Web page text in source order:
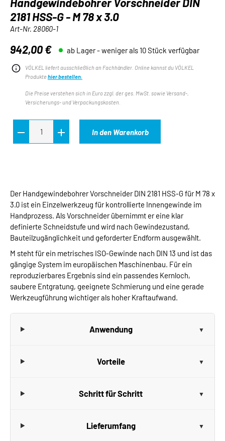
2181 HSS-G - M 78 x 3.0
Art-Nr. 28060-1
Regulärer Preis:
942,00 € ab Lager - weniger als 10 Stück verfügbar
VÖLKEL liefert ausschließlich an Fachhändler. Online kannst du VÖLKEL
Produkte hier bestellen.
Die Preise verstehen sich in Euro zzgl. der ges. MwSt. sowie Versand-,
Versicherungs- und Verpackungskosten.
In den Warenkorb
Der Handgewindebohrer Vorschneider DIN 2181 HSS-G für M 78 x
3.0 ist ein Einzelwerkzeug für kontrollierte Innengewinde im
Handprozess. Als Vorschneider übernimmt er eine klar
definierte Schneidstufe und wird nach Gewindezustand,
Bauteilzugänglichkeit und geforderter Endform ausgewählt.
M steht für ein metrisches ISO-Gewinde nach DIN 13 und ist das
gängige System im europäischen Maschinenbau. Für ein
reproduzierbares Ergebnis sind ein passendes Kernloch,
saubere Entgratung, geeignete Schmierung und eine gerade
Werkzeugführung wichtiger als hoher Kraftaufwand.
Anwendung
Vorteile
Schritt für Schritt
Lieferumfang